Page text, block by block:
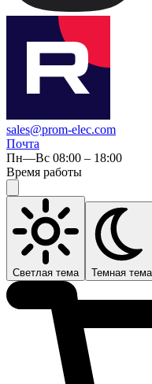
sales@prom-elec.com
Почта
Пн—Вс 08:00 – 18:00
Время работы
Светлая тема Темная тема